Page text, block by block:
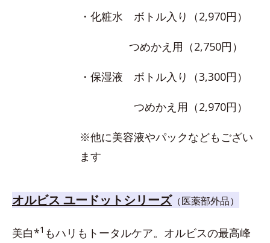
・化粧水 ボトル入り（2,970円）
つめかえ用（2,750円）
・保湿液 ボトル入り（3,300円）
つめかえ用（2,970円）
※他に美容液やパックなどもござい
ます
オルビス ユードットシリーズ（医薬部外品）
美白*1 もハリもトータルケア。オルビスの最高峰